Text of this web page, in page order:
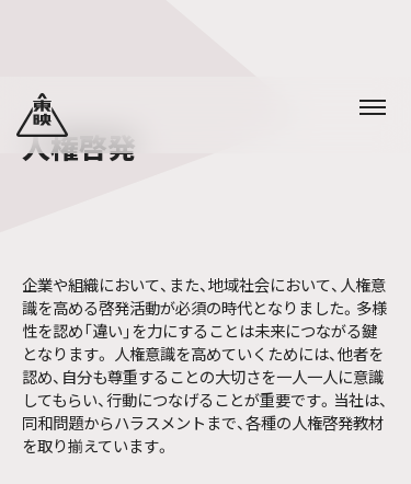
人権啓発
企業や組織において、また、地域社会において、人権意
識を高める啓発活動が必須の時代となりました。多様
性を認め「違い」を力にすることは未来につながる鍵
となります。 人権意識を高めていくためには、他者を
認め、自分も尊重することの大切さを一人一人に意識
してもらい、行動につなげることが重要です。当社は、
同和問題からハラスメントまで、各種の人権啓発教材
を取り揃えています。